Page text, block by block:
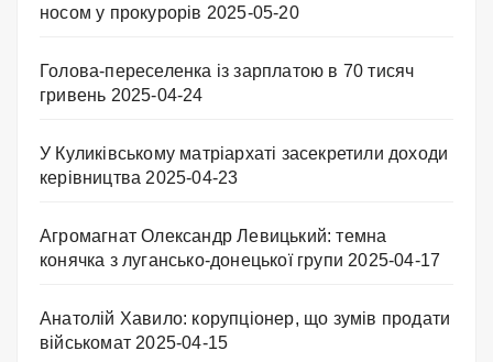
носом у прокурорів 2025-05-20
Голова-переселенка із зарплатою в 70 тисяч
гривень 2025-04-24
У Куликівському матріархаті засекретили доходи
керівництва 2025-04-23
Агромагнат Олександр Левицький: темна
конячка з лугансько-донецької групи 2025-04-17
Анатолій Хавило: корупціонер, що зумів продати
військомат 2025-04-15